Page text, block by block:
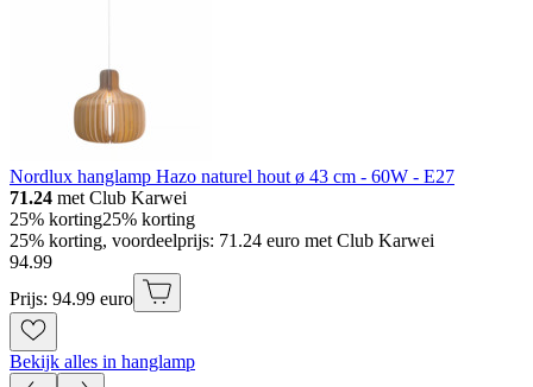
Nordlux hanglamp Hazo naturel hout ø 43 cm - 60W - E27
71.24 met Club Karwei
25% korting25% korting
25% korting, voordeelprijs: 71.24 euro met Club Karwei
94.99
Prijs: 94.99 euro
Bekijk alles in hanglamp